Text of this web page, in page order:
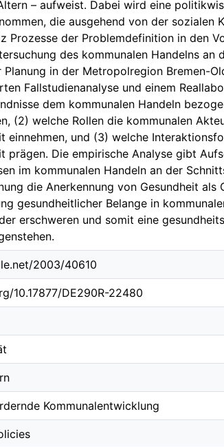
– aufweist. Dabei wird eine
die ausgehend von der sozialen
Prozesse der Problemdefinition in den
des kommunalen Handelns
Planung in der Metropolregion Bremen-
Fallstudienanalyse und einem
dem kommunalen Handeln
(2) welche Rollen die kommunalen
einnehmen, und (3) welche
prägen. Die empirische Analyse gibt
im kommunalen Handeln an der
die Anerkennung von Gesundheit
gesundheitlicher Belange in
erschweren und somit eine
2003/40610
10.17877/DE290R-22480
Kommunalentwicklung